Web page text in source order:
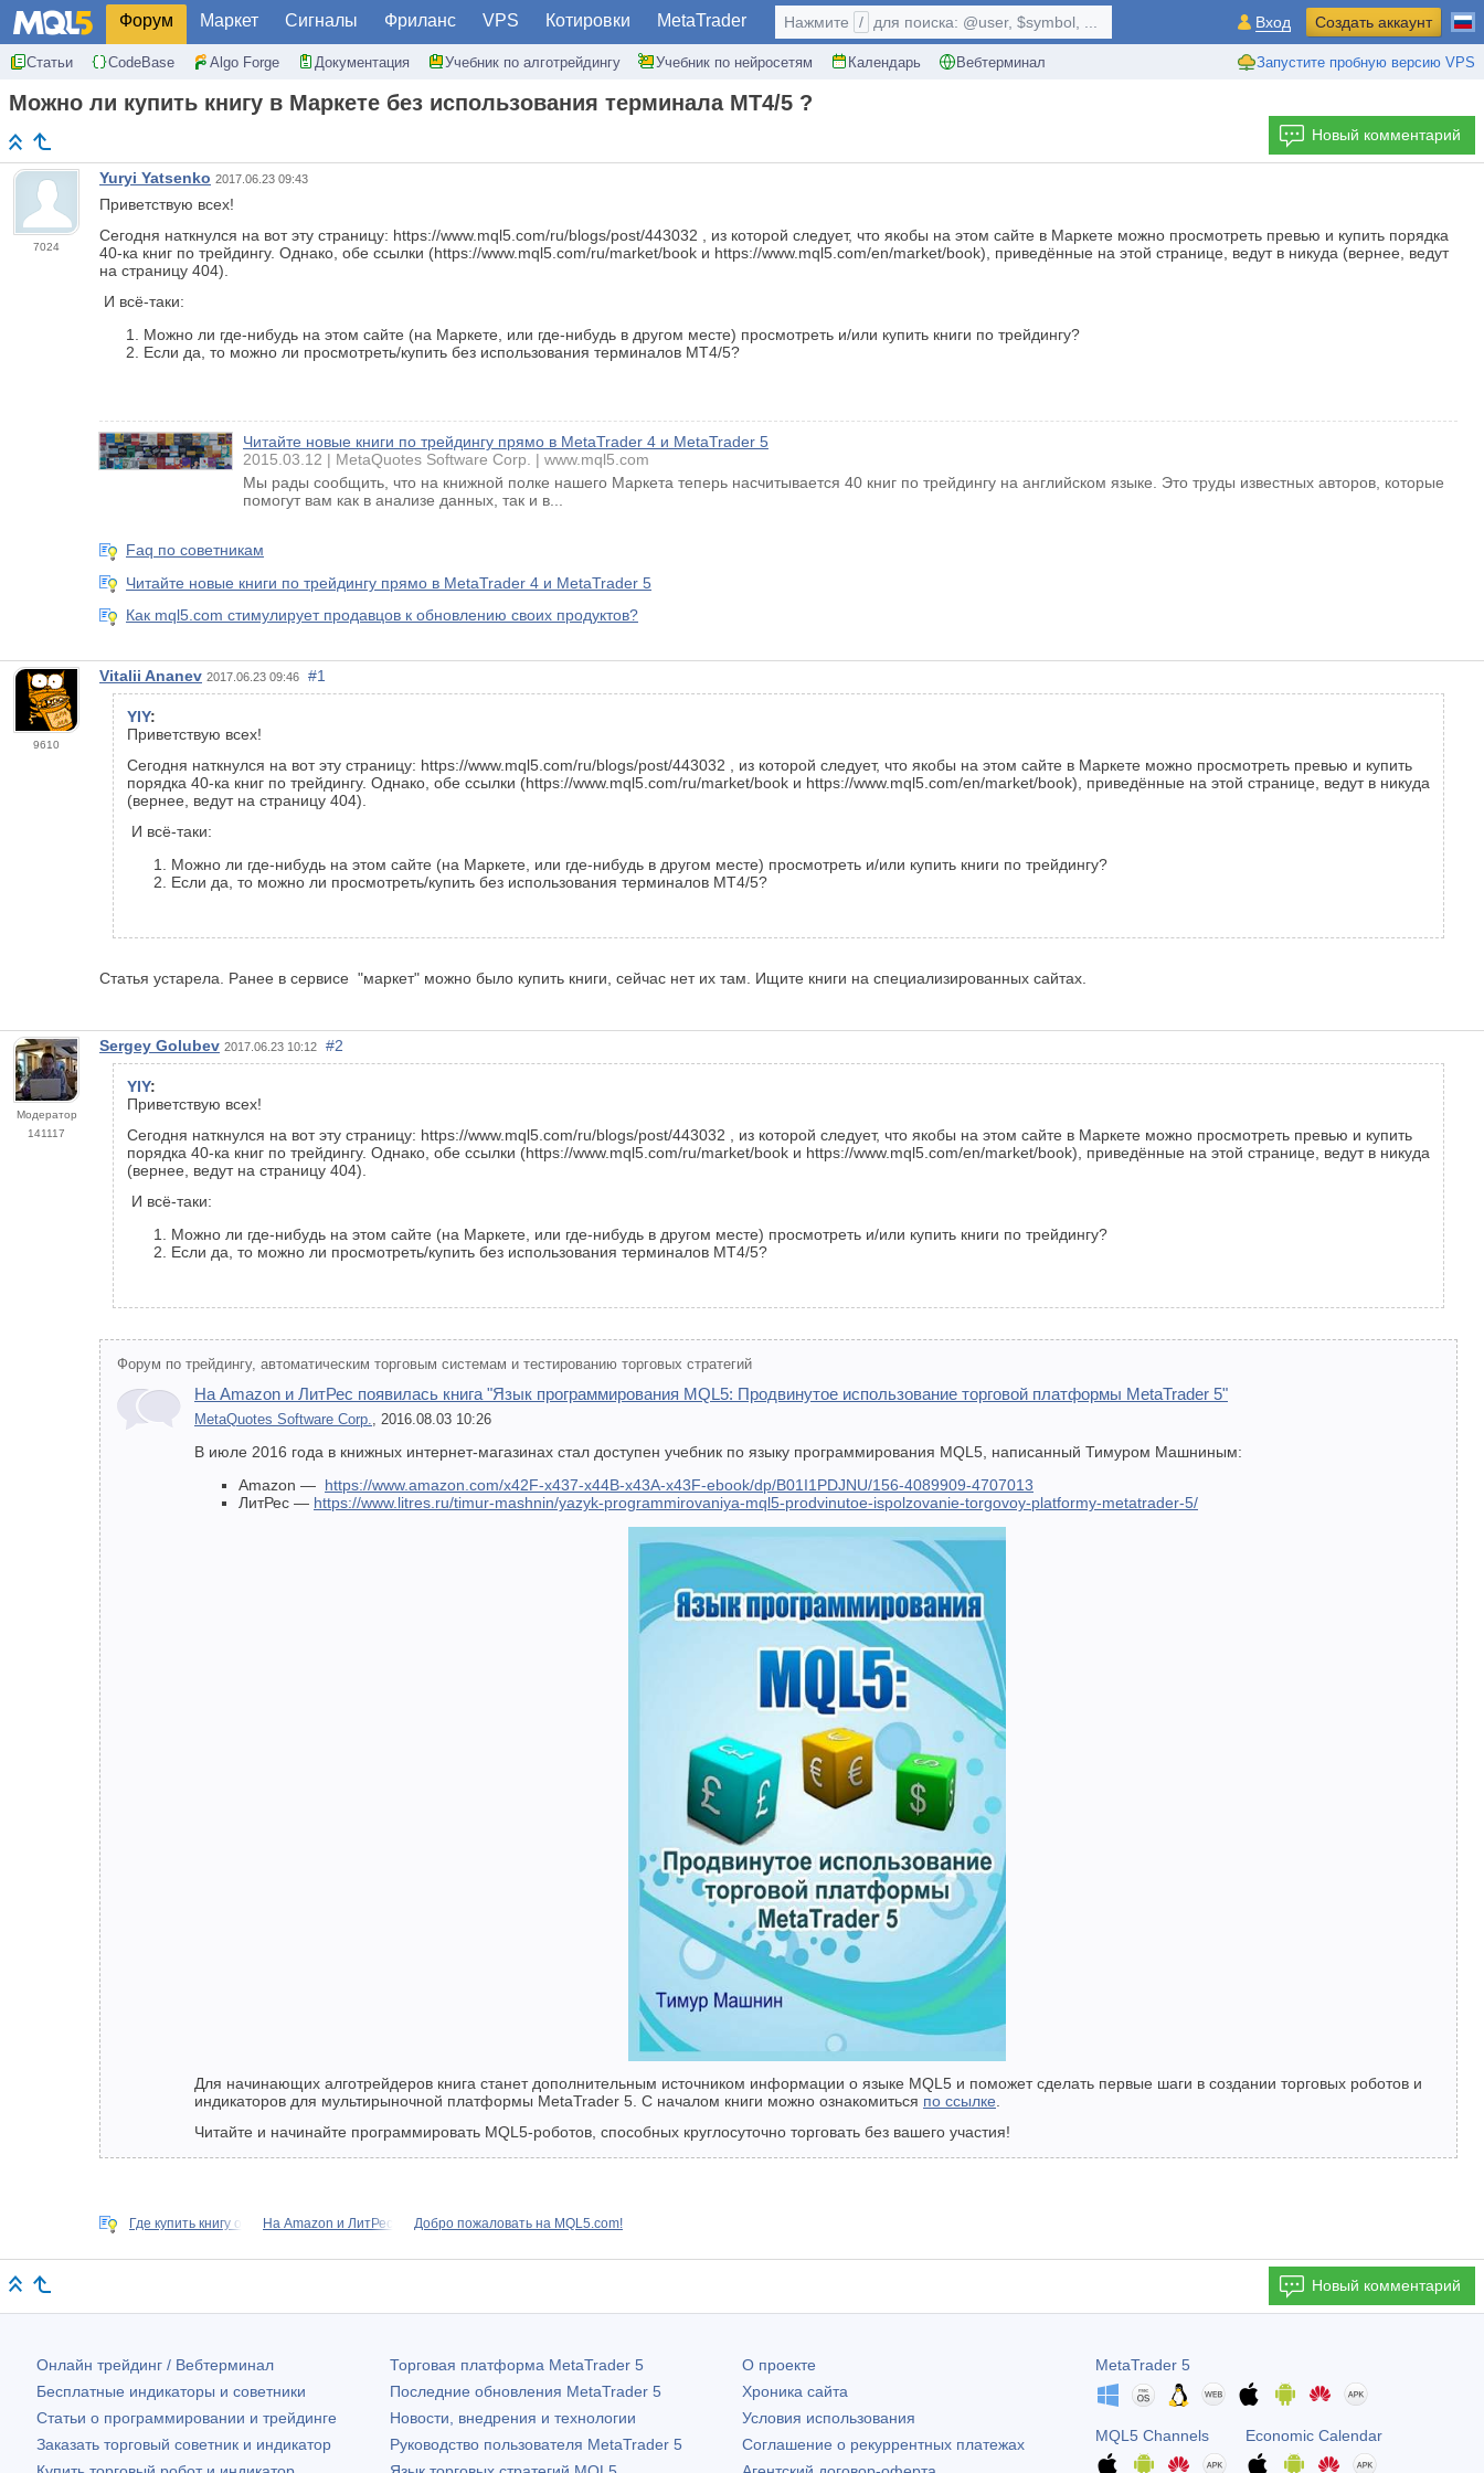
Форум Маркет Сигналы Фриланс VPS Котировки MetaTrader
Статьи CodeBase Algo Forge Документация Учебник по алготрейдингу Учебник по нейросетям Календарь Вебтерминал Запустите пробную версию VPS
Нажмите / для поиска: @user, $symbol, ... Вход Создать аккаунт
Можно ли купить книгу в Маркете без использования терминала MT4/5 ?
Новый комментарий
7024
Yuryi Yatsenko 2017.06.23 09:43
Приветствую всех!
Сегодня наткнулся на вот эту страницу: https://www.mql5.com/ru/blogs/post/443032 , из которой следует, что якобы на этом сайте в Маркете можно просмотреть превью и купить порядка
40-ка книг по трейдингу. Однако, обе ссылки (https://www.mql5.com/ru/market/book и https://www.mql5.com/en/market/book), приведённые на этой странице, ведут в никуда (вернее, ведут
на страницу 404).
И всё-таки:
Можно ли где-нибудь на этом сайте (на Маркете, или где-нибудь в другом месте) просмотреть и/или купить книги по трейдингу?
Если да, то можно ли просмотреть/купить без использования терминалов MT4/5?
Читайте новые книги по трейдингу прямо в MetaTrader 4 и MetaTrader 5
2015.03.12
MetaQuotes Software Corp.
www.mql5.com
Мы рады сообщить, что на книжной полке нашего Маркета теперь насчитывается 40 книг по трейдингу на английском языке. Это труды известных авторов, которые
помогут вам как в анализе данных, так и в...
Faq по советникам
Читайте новые книги по трейдингу прямо в MetaTrader 4 и MetaTrader 5
Как mql5.com стимулирует продавцов к обновлению своих продуктов?
9610
Vitalii Ananev 2017.06.23 09:46 #1
YIY:
Приветствую всех!
Сегодня наткнулся на вот эту страницу: https://www.mql5.com/ru/blogs/post/443032 , из которой следует, что якобы на этом сайте в Маркете можно просмотреть превью и купить
порядка 40-ка книг по трейдингу. Однако, обе ссылки (https://www.mql5.com/ru/market/book и https://www.mql5.com/en/market/book), приведённые на этой странице, ведут в никуда
(вернее, ведут на страницу 404).
И всё-таки:
Можно ли где-нибудь на этом сайте (на Маркете, или где-нибудь в другом месте) просмотреть и/или купить книги по трейдингу?
Если да, то можно ли просмотреть/купить без использования терминалов MT4/5?
Статья устарела. Ранее в сервисе "маркет" можно было купить книги, сейчас нет их там. Ищите книги на специализированных сайтах.
Модератор
141117
Sergey Golubev 2017.06.23 10:12 #2
YIY:
Приветствую всех!
Сегодня наткнулся на вот эту страницу: https://www.mql5.com/ru/blogs/post/443032 , из которой следует, что якобы на этом сайте в Маркете можно просмотреть превью и купить
порядка 40-ка книг по трейдингу. Однако, обе ссылки (https://www.mql5.com/ru/market/book и https://www.mql5.com/en/market/book), приведённые на этой странице, ведут в никуда
(вернее, ведут на страницу 404).
И всё-таки:
Можно ли где-нибудь на этом сайте (на Маркете, или где-нибудь в другом месте) просмотреть и/или купить книги по трейдингу?
Если да, то можно ли просмотреть/купить без использования терминалов MT4/5?
Форум по трейдингу, автоматическим торговым системам и тестированию торговых стратегий
На Amazon и ЛитРес появилась книга "Язык программирования MQL5: Продвинутое использование торговой платформы MetaTrader 5"
MetaQuotes Software Corp. , 2016.08.03 10:26
В июле 2016 года в книжных интернет-магазинах стал доступен учебник по языку программирования MQL5, написанный Тимуром Машниным:
Amazon — https://www.amazon.com/x42F-x437-x44B-x43A-x43F-ebook/dp/B01I1PDJNU/156-4089909-4707013
ЛитРес — https://www.litres.ru/timur-mashnin/yazyk-programmirovaniya-mql5-prodvinutoe-ispolzovanie-torgovoy-platformy-metatrader-5/
Для начинающих алготрейдеров книга станет дополнительным источником информации о языке MQL5 и поможет сделать первые шаги в создании торговых роботов и
индикаторов для мультирыночной платформы MetaTrader 5. С началом книги можно ознакомиться по ссылке
Читайте и начинайте программировать MQL5-роботов, способных круглосуточно торговать без вашего участия!
Где купить книгу о На Amazon и ЛитРес Добро пожаловать на MQL5.com!
Новый комментарий
Онлайн трейдинг / Вебтерминал
Бесплатные индикаторы и советники
Статьи о программировании и трейдинге
Заказать торговый советник и индикатор
Торговая платформа MetaTrader 5
Последние обновления MetaTrader 5
Новости, внедрения и технологии
Руководство пользователя MetaTrader 5
О проекте
Хроника сайта
Условия использования
Соглашение о рекуррентных платежах
MetaTrader 5
MQL5 Channels Economic Calendar